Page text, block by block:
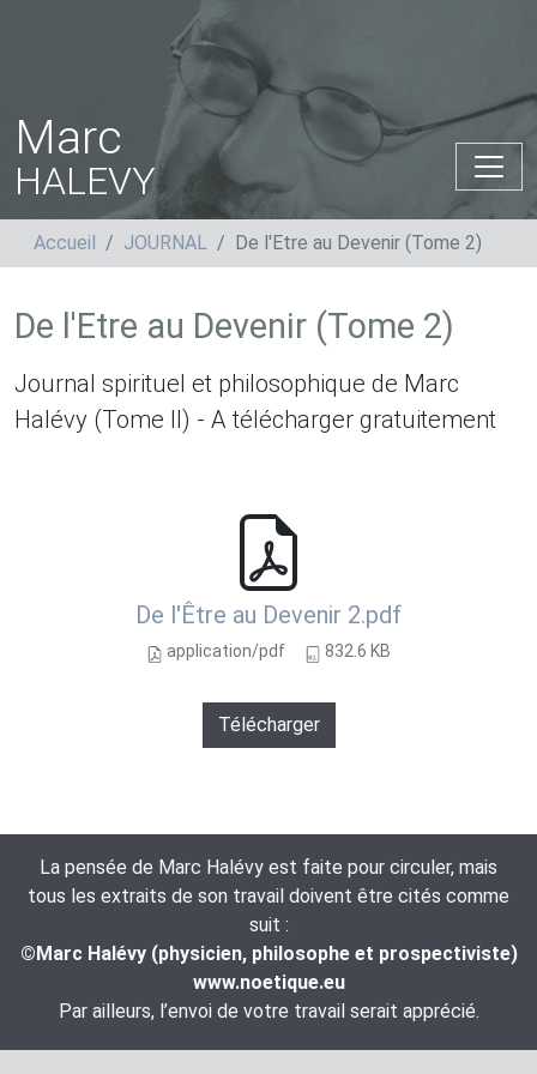
Marc
HALEVY
Accueil JOURNAL De l'Etre au Devenir (Tome 2)
De l'Etre au Devenir (Tome 2)
Journal spirituel et philosophique de Marc
Halévy (Tome II) - A télécharger gratuitement
De l'Être au Devenir 2.pdf
application/pdf 832.6 KB
Télécharger
La pensée de Marc Halévy est faite pour circuler, mais
tous les extraits de son travail doivent être cités comme
suit :
©Marc Halévy (physicien, philosophe et prospectiviste)
www.noetique.eu
Par ailleurs, l’envoi de votre travail serait apprécié.